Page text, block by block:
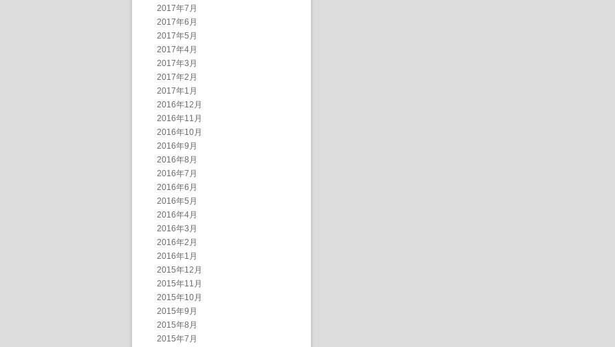
2017年7月
2017年6月
2017年5月
2017年4月
2017年3月
2017年2月
2017年1月
2016年12月
2016年11月
2016年10月
2016年9月
2016年8月
2016年7月
2016年6月
2016年5月
2016年4月
2016年3月
2016年2月
2016年1月
2015年12月
2015年11月
2015年10月
2015年9月
2015年8月
2015年7月